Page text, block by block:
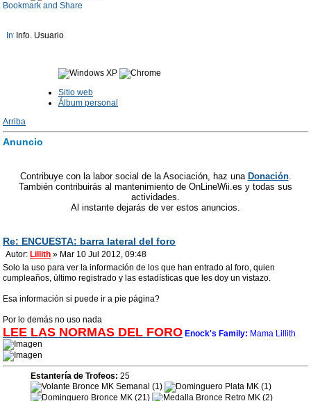
Info. Usuario
Sitio web
Álbum personal
Arriba
Anuncio
Contribuye con la labor social de la Asociación, haz una Donación.
También contribuirás al mantenimiento de OnLineWii.es y todas sus
actividades.
Al instante dejarás de ver estos anuncios.
Re: ENCUESTA: barra lateral del foro
Autor: Lillith » Mar 10 Jul 2012, 09:48
Solo la uso para ver la información de los que han entrado al foro, quien
cumpleaños, último registrado y las estadísticas que les doy un vistazo.
Esa información si puede ir a pie página?
Por lo demás no uso nada
LEE LAS NORMAS DEL FORO Enock's Family: Mama Lillith
Estantería de Trofeos: 25